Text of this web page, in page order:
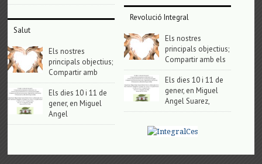
Salut
Els nostres
principals objectius;
Compartir amb
Els dies 10 i 11 de
gener, en Miguel
Angel
Revolució Integral
Els nostres
principals objectius;
Compartir amb els
Els dies 10 i 11 de
gener, en Miguel
Angel Suarez,